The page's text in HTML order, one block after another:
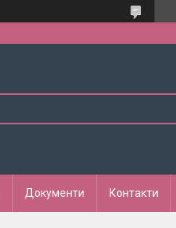
Документи Контакти